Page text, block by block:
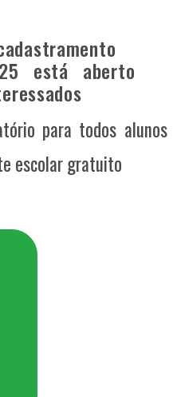
está aberto
para todos alunos
escolar gratuito